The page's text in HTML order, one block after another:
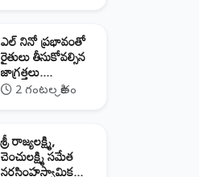
ఎల్ నినో ప్రభావంతో
రైతులు తీసుకోవల్సిన
జాగ్రత్తలు....
2 గంటల క్రితం
శ్రీ రాజ్యలక్ష్మి,
చెంచులక్ష్మి సమేత
నరసింహస్వామిక...